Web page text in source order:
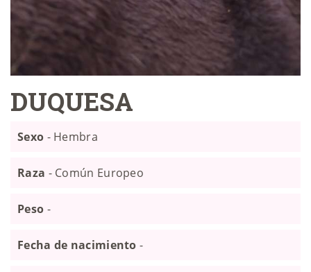
DUQUESA
Sexo - Hembra
Raza - Común Europeo
Peso -
Fecha de nacimiento -